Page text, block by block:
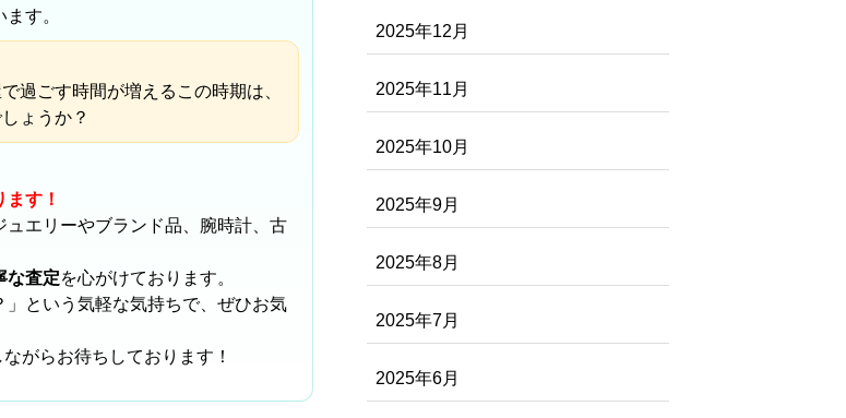
す。
過ごす時間が増えるこの時期は、
ょうか？
す！
ュエリーやブランド品、腕時計、古
な査定を心がけております。
という気軽な気持ちで、ぜひお気
がらお待ちしております！
2025年12月
2025年11月
2025年10月
2025年9月
2025年8月
2025年7月
2025年6月